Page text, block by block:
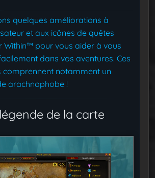
quelques améliorations à
et aux icônes de quêtes
Within™ pour vous aider à vous
dans vos aventures. Ces
notamment un
arachnophobe !
de la carte